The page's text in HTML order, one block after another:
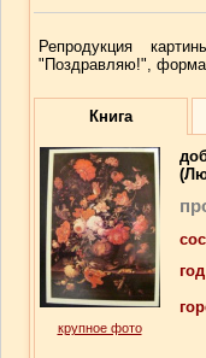
Репродукция
"Поздравляю!",
Книга
крупное фото